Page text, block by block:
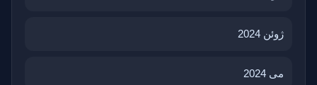
ژوئن 2024
می 2024